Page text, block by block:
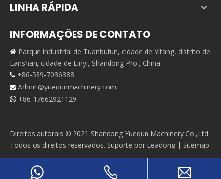
LINHA RÁPIDA
INFORMAÇÕES DE CONTATO
 Parque industrial de Tuanbutun, cidade de Yitang, distrito de
Lanshan, cidade de Linyi, Shandong Pro., China
 +86-539-7036388
 Admin@yuequnmachinery.com
 +86-17662921129
Direitos autorais © 2021 Shandong Yuequn Machinery Co.,Ltd.
Todos os direitos reservados. Suporte por Leadong | Sitemap